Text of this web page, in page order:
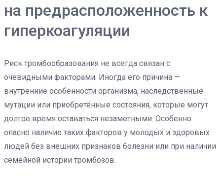
на предрасположенность к
гиперкоагуляции
Риск тромбообразования не всегда связан с
очевидными факторами. Иногда его причина —
внутренние особенности организма, наследственные
мутации или приобретённые состояния, которые могут
долгое время оставаться незаметными. Особенно
опасно наличие таких факторов у молодых и здоровых
людей без внешних признаков болезни или при наличии
семейной истории тромбозов.